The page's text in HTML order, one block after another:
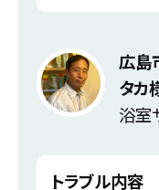
広島
タカ
浴室
トラブル内容